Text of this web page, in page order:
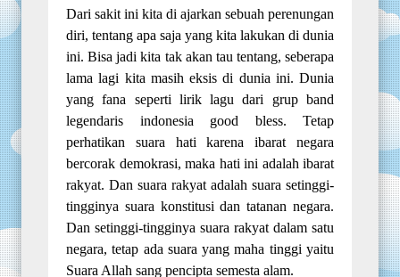
Dari sakit ini kita di ajarkan sebuah perenungan
diri, tentang apa saja yang kita lakukan di dunia
ini. Bisa jadi kita tak akan tau tentang, seberapa
lama lagi kita masih eksis di dunia ini. Dunia
yang fana seperti lirik lagu dari grup band
legendaris indonesia good bless. Tetap
perhatikan suara hati karena ibarat negara
bercorak demokrasi, maka hati ini adalah ibarat
rakyat. Dan suara rakyat adalah suara setinggi-
tingginya suara konstitusi dan tatanan negara.
Dan setinggi-tingginya suara rakyat dalam satu
negara, tetap ada suara yang maha tinggi yaitu
Suara Allah sang pencipta semesta alam.